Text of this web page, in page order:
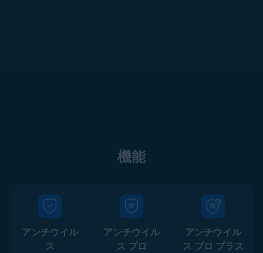
機能
アンチウイル
ス
アンチウイル
ス プロ
アンチウイル
ス プロ プラス